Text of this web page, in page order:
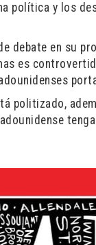
política y los
debate en su
es
politizado,